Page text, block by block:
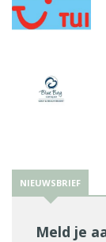
NIEUWSBRIEF
Meld je